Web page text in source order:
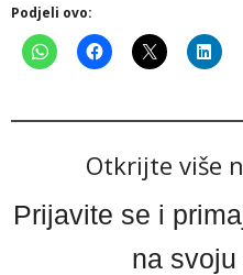
Podjeli ovo:
Otkrijte više
Prijavite se i
na svoju